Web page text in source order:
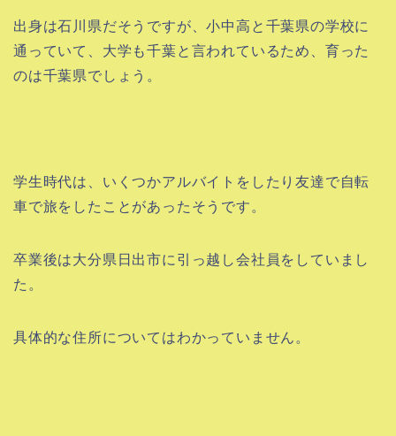
出身は石川県だそうですが、小中高と千葉県の学校に
通っていて、大学も千葉と言われているため、育った
のは千葉県でしょう。
学生時代は、いくつかアルバイトをしたり友達で自転
車で旅をしたことがあったそうです。
卒業後は大分県日出市に引っ越し会社員をしていまし
た。
具体的な住所についてはわかっていません。